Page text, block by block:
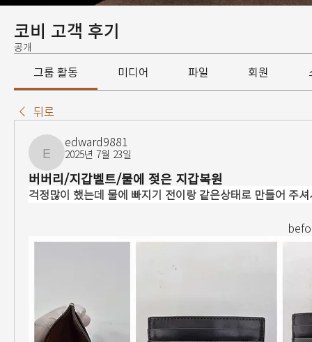
코비 고객 후기
공개
그룹 활동 미디어 파일 회원
뒤로
edward9881
edward9881
2025년 7월 23일
버버리/지갑벨트/물에 젖은 지갑복원
걱정많이 했는데 물에 빠지기 전이랑 같은상태로 만들어 주